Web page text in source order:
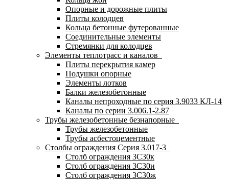
Опорные и дорожные плиты
Плиты колодцев
Кольца бетонные футерованные
Соединительные элементы
Стремянки для колодцев
Элементы теплотрасс и каналов
Плиты перекрытия камер
Подушки опорные
Элементы лотков
Балки железобетонные
Каналы непроходные по серия 3.9033 КЛ-14
Каналы по серии 3.006.1-2.87
Трубы железобетонные безнапорные
Трубы железобетонные
Трубы асбестоцементные
Столбы ограждения Серия 3.017-3
Столб ограждения 3С30к
Столб ограждения 3С30и
Столб ограждения 3С30ж